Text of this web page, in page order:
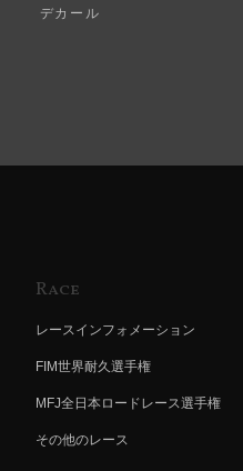
デカール
Race
レースインフォメーション
FIM世界耐久選手権
MFJ全日本ロードレース選手権
その他のレース